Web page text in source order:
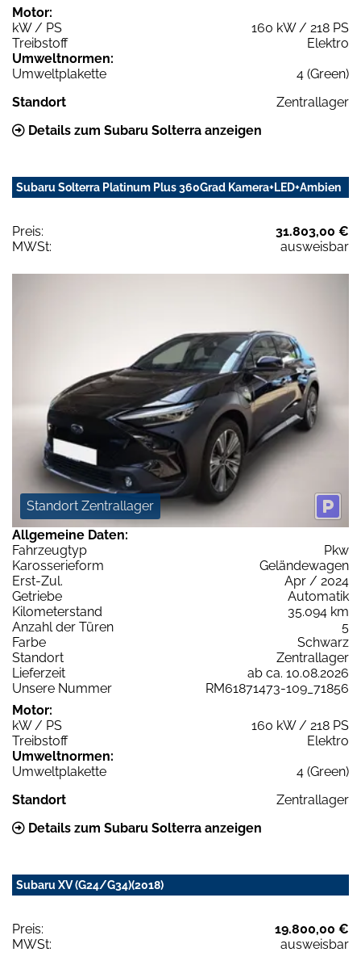
Motor:
kW / PS
160 kW / 218 PS
Treibstoff
Elektro
Umweltnormen:
Umweltplakette
4 (Green)
Standort
Zentrallager
Details zum Subaru Solterra anzeigen
Subaru Solterra Platinum Plus 360Grad Kamera+LED+Ambien
Preis:
31.803,00 €
MWSt:
ausweisbar
Standort Zentrallager
Allgemeine Daten:
Fahrzeugtyp
Pkw
Karosserieform
Geländewagen
Erst-Zul.
Apr / 2024
Getriebe
Automatik
Kilometerstand
35.094 km
Anzahl der Türen
5
Farbe
Schwarz
Standort
Zentrallager
Lieferzeit
ab ca. 10.08.2026
Unsere Nummer
RM61871473-109_71856
Motor:
kW / PS
160 kW / 218 PS
Treibstoff
Elektro
Umweltnormen:
Umweltplakette
4 (Green)
Standort
Zentrallager
Details zum Subaru Solterra anzeigen
Subaru XV (G24/G34)(2018)
Preis:
19.800,00 €
MWSt:
ausweisbar